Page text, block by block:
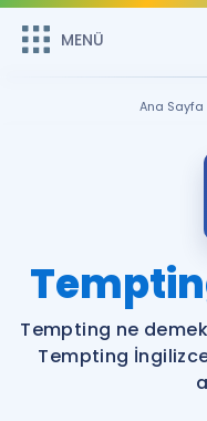
MENÜ
Remzi Hoca ile seni
MENÜ
Katılımcı
Faydalı Araçlar
Ana Sayfa
Tempting ne
Tempting